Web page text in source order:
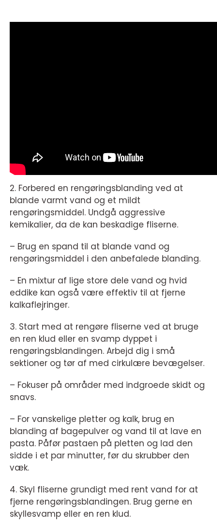
2. Forbered en rengøringsblanding ved at
blande varmt vand og et mildt
rengøringsmiddel. Undgå aggressive
kemikalier, da de kan beskadige fliserne.
– Brug en spand til at blande vand og
rengøringsmiddel i den anbefalede blanding.
– En mixtur af lige store dele vand og hvid
eddike kan også være effektiv til at fjerne
kalkaflejringer.
3. Start med at rengøre fliserne ved at bruge
en ren klud eller en svamp dyppet i
rengøringsblandingen. Arbejd dig i små
sektioner og tør af med cirkulære bevægelser.
– Fokuser på områder med indgroede skidt og
snavs.
– For vanskelige pletter og kalk, brug en
blanding af bagepulver og vand til at lave en
pasta. Påfør pastaen på pletten og lad den
sidde i et par minutter, før du skrubber den
væk.
4. Skyl fliserne grundigt med rent vand for at
fjerne rengøringsblandingen. Brug gerne en
skyllesvamp eller en ren klud.